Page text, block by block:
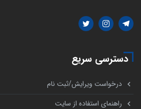
دسترسی سریع
درخواست ویرایش/ثبت نام
راهنمای استفاده از سایت